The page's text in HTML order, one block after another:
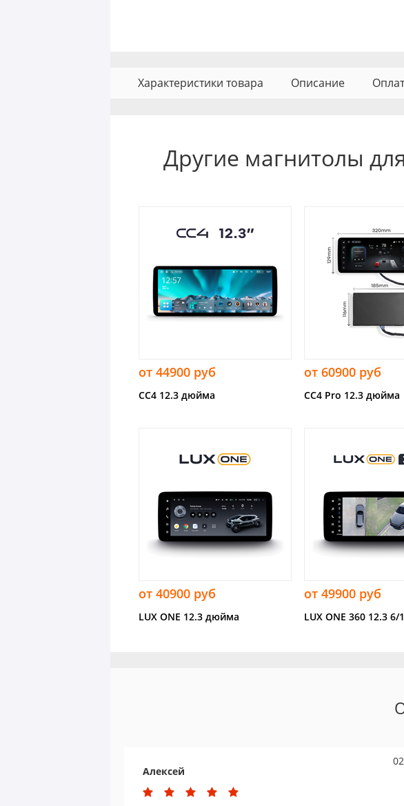
Характеристики товара Описание
Другие магнитолы
от 44900 руб
CC4 12.3 дюйма
от 60900 руб
CC4 Pro 12.3 дюйма
от 40900 руб
LUX ONE 12.3 дюйма
от 49900 руб
LUX ONE 360 12.3 6/
Алексей